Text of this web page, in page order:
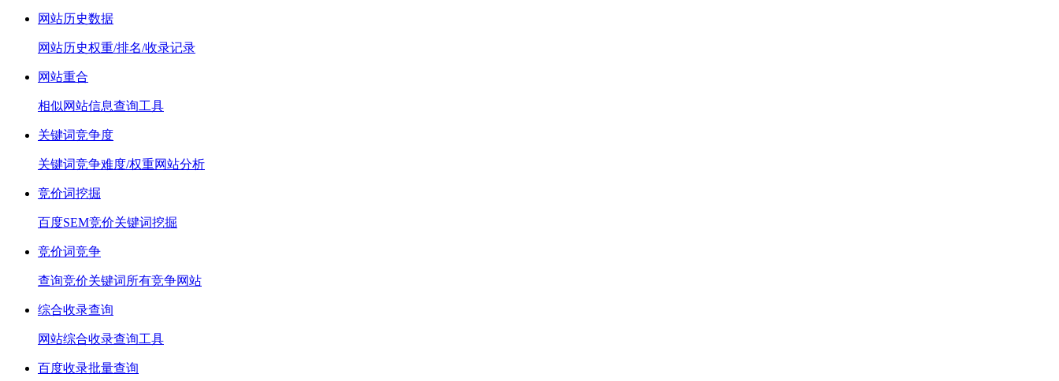
网站历史数据
网站历史权重/排名/收录记录
网站重合
相似网站信息查询工具
关键词竞争度
关键词竞争难度/权重网站分析
竞价词挖掘
百度SEM竞价关键词挖掘
竞价词竞争
查询竞价关键词所有竞争网站
综合收录查询
网站综合收录查询工具
百度收录批量查询